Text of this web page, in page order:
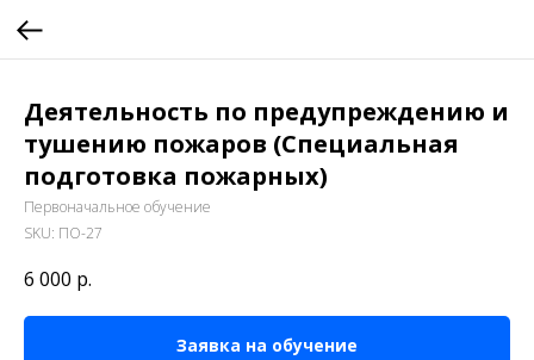
Деятельность по предупреждению и
тушению пожаров (Специальная
подготовка пожарных)
Первоначальное обучение
SKU: ПО-27
6 000 р.
Заявка на обучение